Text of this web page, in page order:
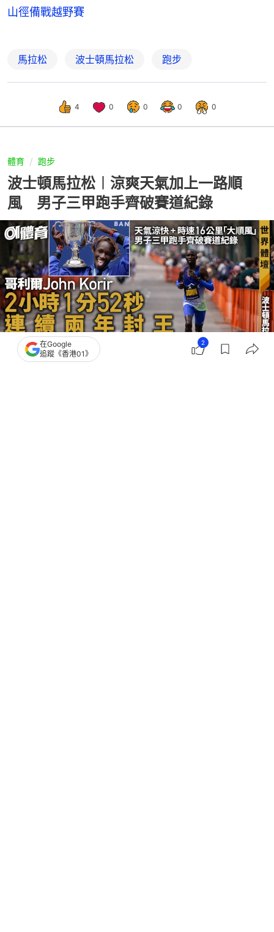
山徑備戰越野賽
馬拉松 波士頓馬拉松 跑步
4 0 0 0 0
體育 跑步
波士頓馬拉松︱涼爽天氣加上一路順
風 男子三甲跑手齊破賽道紀錄
在Google
追蹤《香港01》
2